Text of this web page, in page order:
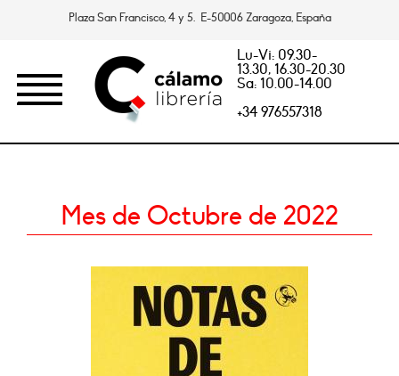
Plaza San Francisco, 4 y 5. E-50006 Zaragoza, España
Lu-Vi: 09.30-
13.30, 16.30-20.30
Sa: 10.00-14.00
+34 976557318
Mes de Octubre de 2022